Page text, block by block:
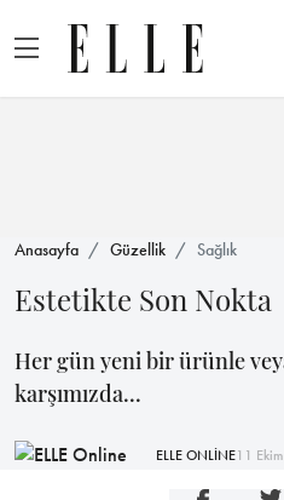
Anasayfa Güzellik Sağlık
Estetikte Son Nokta
Her gün yeni bir ürünle
karşımızda...
ELLE ONLİNE11